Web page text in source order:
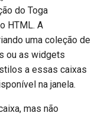
do Toga
HTML. A
uma coleção de
ou as widgets
a essas caixas
na janela.
mas não